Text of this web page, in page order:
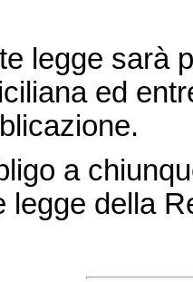
legge sarà
ed
a
legge della